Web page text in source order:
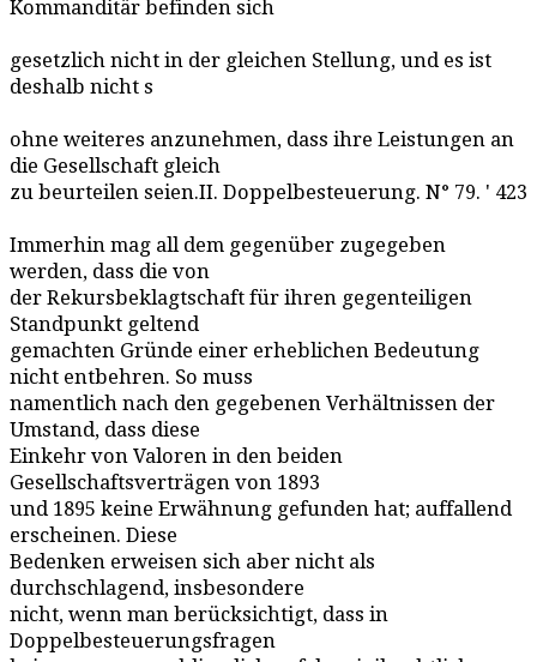
Kommanditär befinden sich
gesetzlich nicht in der gleichen Stellung, und es ist
deshalb nicht s
ohne weiteres anzunehmen, dass ihre Leistungen an
die Gesellschaft gleich
zu beurteilen seien.II. Doppelbesteuerung. N° 79. ' 423
Immerhin mag all dem gegenüber zugegeben
werden, dass die von
der Rekursbeklagtschaft für ihren gegenteiligen
Standpunkt geltend
gemachten Gründe einer erheblichen Bedeutung
nicht entbehren. So muss
namentlich nach den gegebenen Verhältnissen der
Umstand, dass diese
Einkehr von Valoren in den beiden
Gesellschaftsverträgen von 1893
und 1895 keine Erwähnung gefunden hat; auffallend
erscheinen. Diese
Bedenken erweisen sich aber nicht als
durchschlagend, insbesondere
nicht, wenn man berücksichtigt, dass in
Doppelbesteuerungsfragen